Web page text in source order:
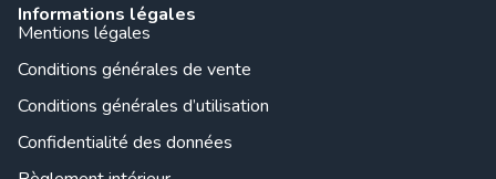
Informations légales
Mentions légales
Conditions générales de vente
Conditions générales d’utilisation
Confidentialité des données